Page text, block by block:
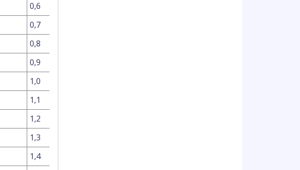
0,6
0,7
0,8
0,9
1,0
1,1
1,2
1,3
1,4